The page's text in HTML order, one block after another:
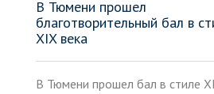
В Тюмени прошел
благотворительный бал в
XIX века
В Тюмени прошел бал в стиле